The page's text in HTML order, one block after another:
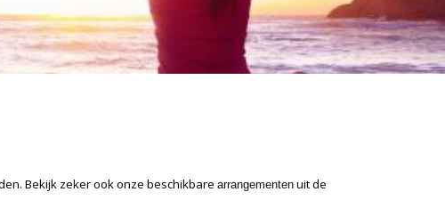
Bekijk zeker ook onze beschikbare arrangementen uit de